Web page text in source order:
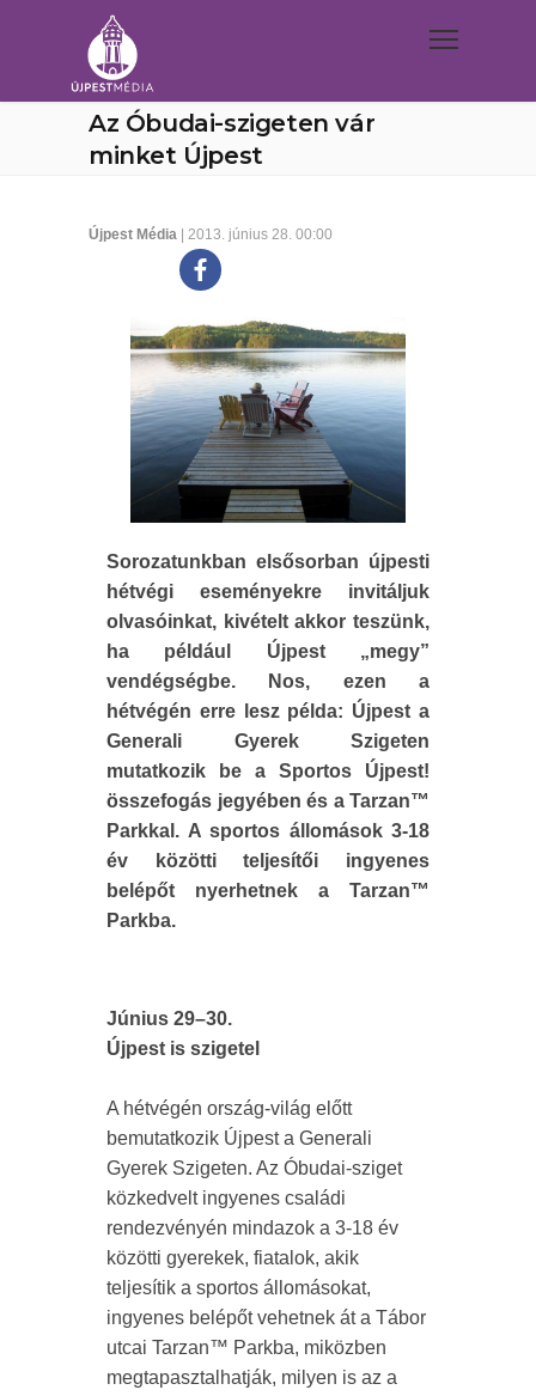
Az Óbudai-szigeten vár
minket Újpest
Újpest Média | 2013. június 28. 00:00
Sorozatunkban elsősorban újpesti
hétvégi eseményekre invitáljuk
olvasóinkat, kivételt akkor teszünk,
ha például Újpest „megy”
vendégségbe. Nos, ezen a
hétvégén erre lesz példa: Újpest a
Generali Gyerek Szigeten
mutatkozik be a Sportos Újpest!
összefogás jegyében és a Tarzan™
Parkkal. A sportos állomások 3-18
év közötti teljesítői ingyenes
belépőt nyerhetnek a Tarzan™
Parkba.
Június 29–30.
Újpest is szigetel
A hétvégén ország-világ előtt
bemutatkozik Újpest a Generali
Gyerek Szigeten. Az Óbudai-sziget
közkedvelt ingyenes családi
rendezvényén mindazok a 3-18 év
közötti gyerekek, fiatalok, akik
teljesítik a sportos állomásokat,
ingyenes belépőt vehetnek át a Tábor
utcai Tarzan™ Parkba, miközben
megtapasztalhatják, milyen is az a